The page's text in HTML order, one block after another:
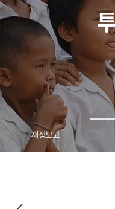
#정기후원
#하트플레
투명경영 재정보고